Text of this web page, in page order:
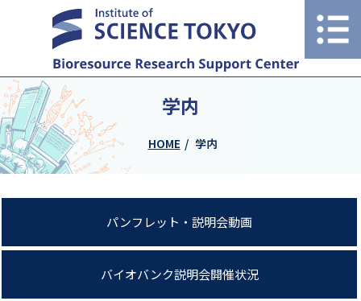
学内
HOME 学内
パンフレット・説明会動画
バイオバンク説明会開催状況